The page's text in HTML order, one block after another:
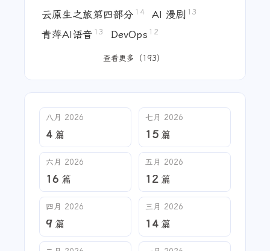
云原生之旅第四部分 14 AI 漫剧 13
青萍AI语音 13 DevOps 12
查看更多（193）
八月 2026
4 篇
七月 2026
15 篇
六月 2026
16 篇
五月 2026
12 篇
四月 2026
9 篇
三月 2026
14 篇